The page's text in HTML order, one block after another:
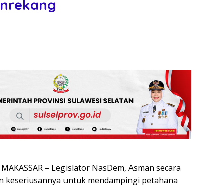
MAKASSAR – Legislator NasDem, Asman secara
keseriusannya untuk mendampingi petahana